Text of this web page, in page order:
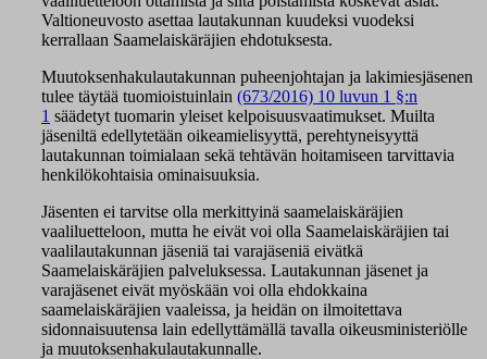
Valtioneuvosto asettaa lautakunnan kuudeksi vuodeksi
kerrallaan Saamelaiskäräjien ehdotuksesta.
Muutoksenhakulautakunnan puheenjohtajan ja lakimiesjäsenen
tulee täytää tuomioistuinlain (673/2016) 10 luvun 1 §:n
1 säädetyt tuomarin yleiset kelpoisuusvaatimukset. Muilta
jäseniltä edellytetään oikeamielisyyttä, perehtyneisyyttä
lautakunnan toimialaan sekä tehtävän hoitamiseen tarvittavia
henkilökohtaisia ominaisuuksia.
Jäsenten ei tarvitse olla merkittyinä saamelaiskäräjien
vaaliluetteloon, mutta he eivät voi olla Saamelaiskäräjien tai
vaalilautakunnan jäseniä tai varajäseniä eivätkä
Saamelaiskäräjien palveluksessa. Lautakunnan jäsenet ja
varajäsenet eivät myöskään voi olla ehdokkaina
saamelaiskäräjien vaaleissa, ja heidän on ilmoitettava
sidonnaisuutensa lain edellyttämällä tavalla oikeusministeriölle
ja muutoksenhakulautakunnalle.